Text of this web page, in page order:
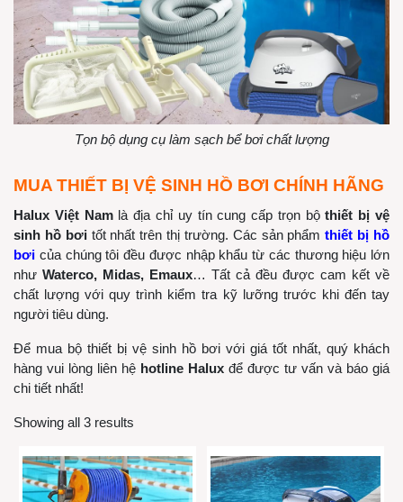
Tọn bộ dụng cụ làm sạch bể bơi chất lượng
MUA THIẾT BỊ VỆ SINH HỒ BƠI CHÍNH HÃNG
Halux Việt Namlà địa chỉ uy tín cung cấp trọn bộthiết bị vệ
sinh hồ bơitốt nhất trên thị trường. Các sản phẩmthiết bị hồ
bơi của chúng tôi đều được nhập khẩu từ các thương hiệu lớn
như Waterco, Midas, Emaux… Tất cả đều được cam kết về
chất lượng với quy trình kiểm tra kỹ lưỡng trước khi đến tay
người tiêu dùng.
Để mua bộ thiết bị vệ sinh hồ bơi với giá tốt nhất, quý khách
hàng vui lòng liên hệ hotline Halux để được tư vấn và báo giá
chi tiết nhất!
Showing all 3 results